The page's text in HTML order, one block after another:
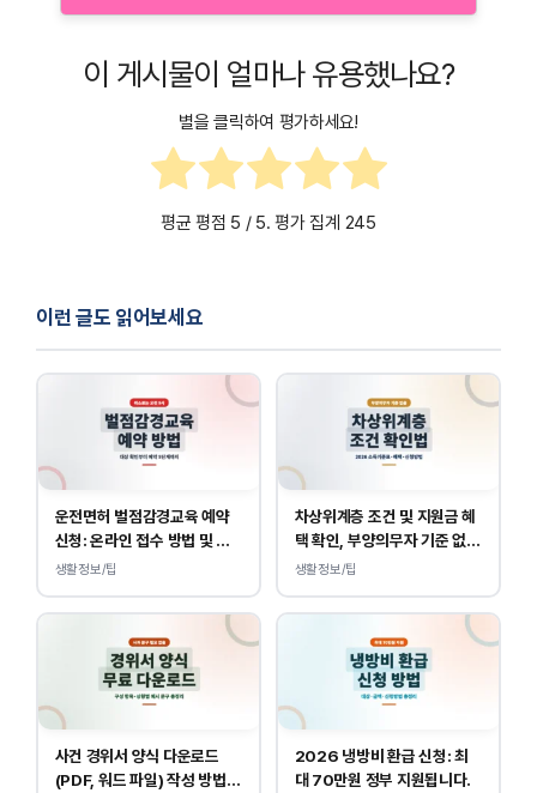
문제가 지속되면 제작자에게 문의하거나 블로그의
선택하면 기존 테마를 쉽게 복구할 수 있습니다. 테마를
변경하기 전 기본 테마로 변경해두는 것을 추천합니다.
이 게시물이 얼마나 유용했나요?
별을 클릭하여 평가하세요!
평균 평점 5 / 5. 평가 집계 245
이런 글도 읽어보세요
운전면허 벌점감경교육 예약
신청: 온라인 접수 방법 및 비
용 안내
생활정보/팁
차상위계층 조건 및 지원금 혜
택 확인, 부양의무자 기준 없
이 소득, 재산만 봅니다.
생활정보/팁
사건 경위서 양식 다운로드
(PDF, 워드 파일) 작성 방법
2026 냉방비 환급 신청: 최
대 70만원 정부 지원됩니다.